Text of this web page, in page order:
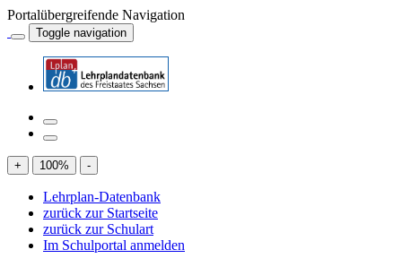
Portalübergreifende Navigation
Toggle navigation
+ 100% -
Lehrplan-Datenbank
zurück zur Startseite
zurück zur Schulart
Im Schulportal anmelden